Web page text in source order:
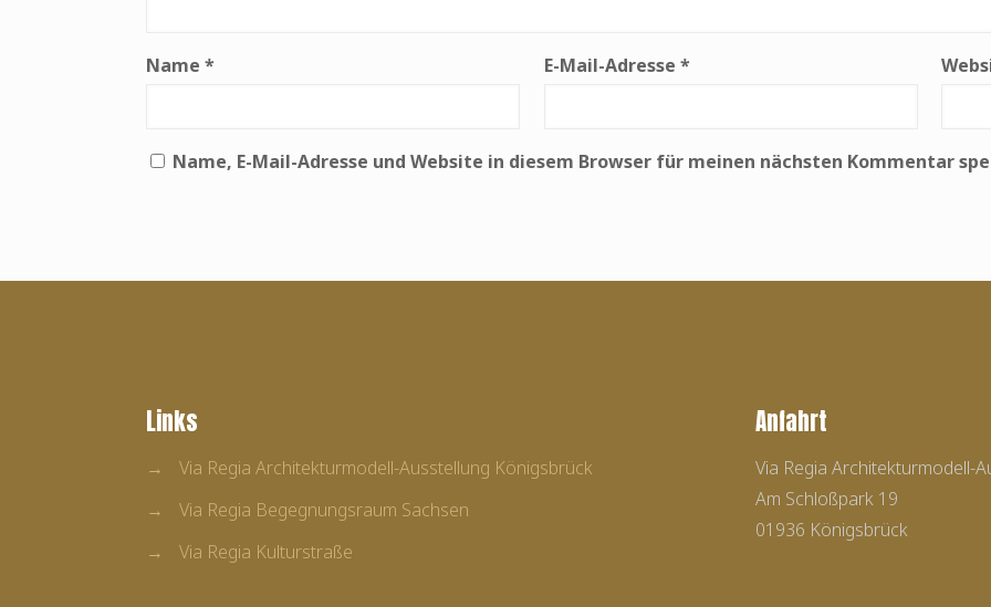
Name* E-Mail-Adresse *
Name, E-Mail-Adresse und Website in diesem Browser für meinen nächsten Kommentar
Links
→
Via Regia Architekturmodell-Ausstellung Königsbrück
→
Via Regia Begegnungsraum Sachsen
→
Via Regia Kulturstraße
Anfahrt
Via Regia Architekturmodell-
Am Schloßpark 19
01936 Königsbrück